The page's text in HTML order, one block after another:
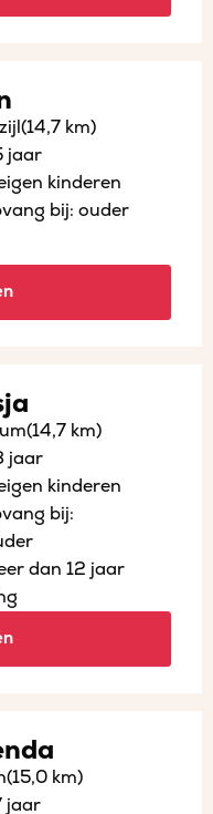
(14,7 km)
jaar
kinderen
bij: ouder
(14,7 km)
jaar
kinderen
bij:
dan 12 jaar
(15,0 km)
jaar